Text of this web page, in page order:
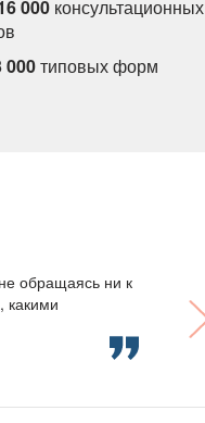
000 консультационных
000типовых форм
обращаясь ни к
какими